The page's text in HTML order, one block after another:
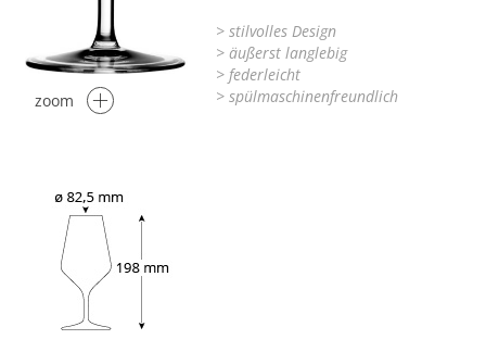
zoom
> stilvolles Design
> äußerst langlebig
> federleicht
> spülmaschinenfreundlich